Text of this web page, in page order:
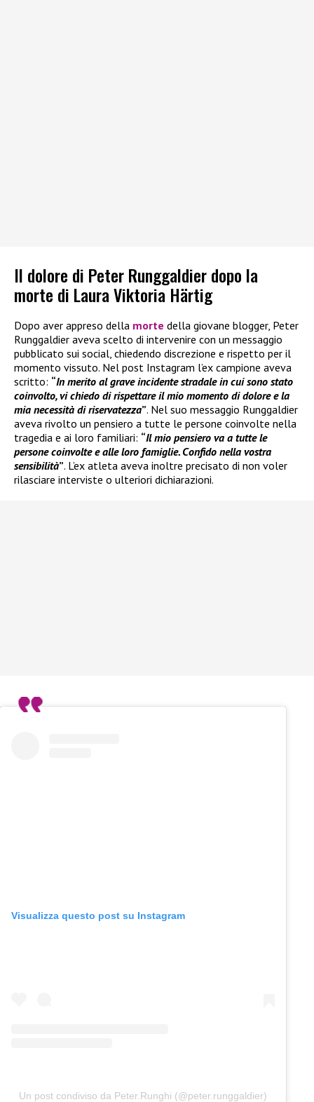
Il dolore di Peter Runggaldier dopo la
morte di Laura Viktoria Härtig
Dopo aver appreso della morte della giovane blogger, Peter
Runggaldier aveva scelto di intervenire con un messaggio
pubblicato sui social, chiedendo discrezione e rispetto per il
momento vissuto. Nel post Instagram l’ex campione aveva
scritto: “In merito al grave incidente stradale in cui sono stato
coinvolto, vi chiedo di rispettare il mio momento di dolore e la
mia necessità di riservatezza”. Nel suo messaggio Runggaldier
aveva rivolto un pensiero a tutte le persone coinvolte nella
tragedia e ai loro familiari: “Il mio pensiero va a tutte le
persone coinvolte e alle loro famiglie. Confido nella vostra
sensibilità”. L’ex atleta aveva inoltre precisato di non voler
rilasciare interviste o ulteriori dichiarazioni.
Visualizza questo post su Instagram
Un post condiviso da Peter.Runghi (@peter.runggaldier)